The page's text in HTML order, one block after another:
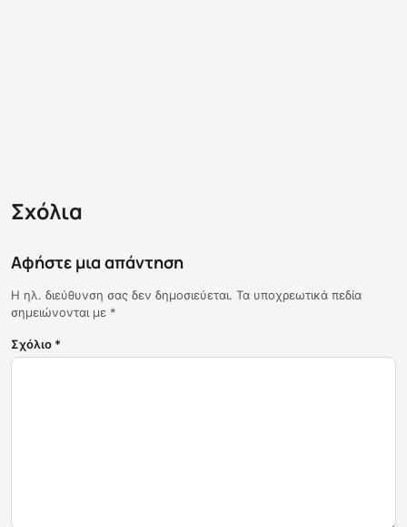
Σχόλια
Αφήστε μια απάντηση
Η ηλ. διεύθυνση σας δεν δημοσιεύεται. Τα υποχρεωτικά πεδία
σημειώνονται με *
Σχόλιο *